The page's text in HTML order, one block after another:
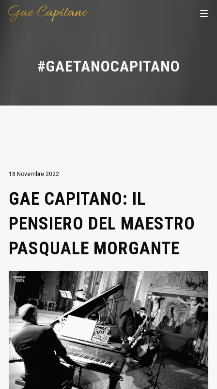
#GAETANOCAPITANO
18 Novembre 2022
GAE CAPITANO: IL
PENSIERO DEL MAESTRO
PASQUALE MORGANTE